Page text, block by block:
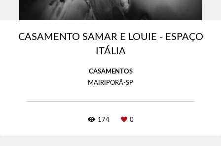
CASAMENTO SAMAR E LOUIE - ESPAÇO
ITÁLIA
CASAMENTOS
MAIRIPORÃ-SP
174 0